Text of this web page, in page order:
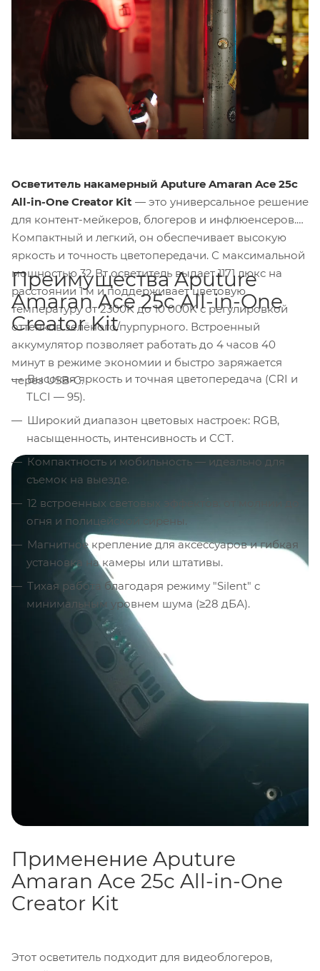
Осветитель накамерный Aputure Amaran Ace 25c
All-in-One Creator Kit — это универсальное решение
для контент-мейкеров, блогеров и инфлюенсеров.
Компактный и легкий, он обеспечивает высокую
яркость и точность цветопередачи. С максимальной
мощностью 32 Вт осветитель выдает 1171 люкс на
расстоянии 1 м и поддерживает цветовую
температуру от 2300K до 10 000K с регулировкой
оттенков зелёного/пурпурного. Встроенный
аккумулятор позволяет работать до 4 часов 40
минут в режиме экономии и быстро заряжается
через USB-C.
Преимущества Aputure
Amaran Ace 25c All-in-One
Creator Kit
Высокая яркость и точная цветопередача (CRI и
TLCI — 95).
Широкий диапазон цветовых настроек: RGB,
насыщенность, интенсивность и CCT.
Компактность и мобильность — идеально для
съемок на выезде.
12 встроенных световых эффектов: от молнии до
огня и полицейской сирены.
Магнитное крепление для аксессуаров и гибкая
установка на камеры или штативы.
Тихая работа благодаря режиму "Silent" с
минимальным уровнем шума (≥28 дБА).
Применение Aputure
Amaran Ace 25c All-in-One
Creator Kit
Этот осветитель подходит для видеоблогеров,